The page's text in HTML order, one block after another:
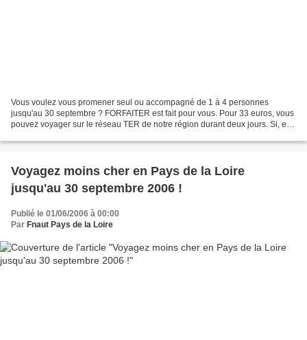
Vous voulez vous promener seul ou accompagné de 1 à 4 personnes
jusqu'au 30 septembre ? FORFAITER est fait pour vous. Pour 33 euros, vous
pouvez voyager sur le réseau TER de notre région durant deux jours. Si, en
Voyagez moins cher en Pays de la Loire
jusqu'au 30 septembre 2006 !
Publié le 01/06/2006 à 00:00
Par Fnaut Pays de la Loire